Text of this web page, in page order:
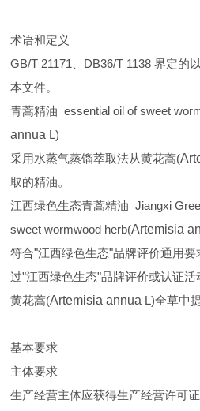
术语和定义
GB/T 21171、DB36/T 1138 界定的
本文件。
青蒿精油 essential oil of sweet
annua L)
采用水蒸气蒸馏萃取法从黄花蒿(
取的精油。
江西绿色生态青蒿精油 Jiangxi
sweet wormwood herb(Artemisia
符合"江西绿色生态"品牌评价通用
过"江西绿色生态"品牌评价或认证
黄花蒿(Artemisia annua L)全草中
基本要求
主体要求
生产经营主体应获得生产经营许可